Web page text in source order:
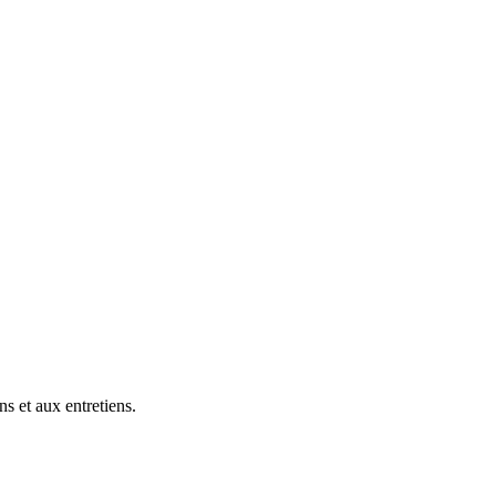
et aux entretiens.